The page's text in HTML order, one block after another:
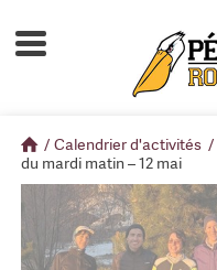
Accueil
Calendrier d'activités
Boutique
Devenir membre
/ Calendrier d'activités /
du mardi matin – 12 mai